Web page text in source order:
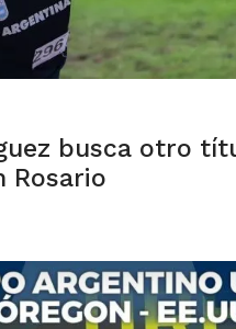
busca otro
Rosario